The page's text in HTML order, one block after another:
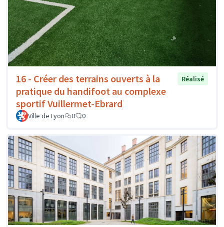
16 - Créer des terrains ouverts à la
pratique du handifoot au complexe
sportif Vuillermet-Ebrard
Réalisé
Ville de Lyon 0 0